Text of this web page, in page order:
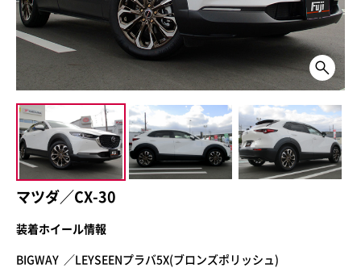
マツダ／CX-30
装着ホイール情報
BIGWAY ／LEYSEENプラバ5X(ブロンズポリッシュ)